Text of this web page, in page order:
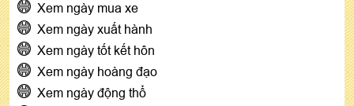
Xem ngày mua xe
Xem ngày xuất hành
Xem ngày tốt kết hôn
Xem ngày hoàng đạo
Xem ngày động thổ